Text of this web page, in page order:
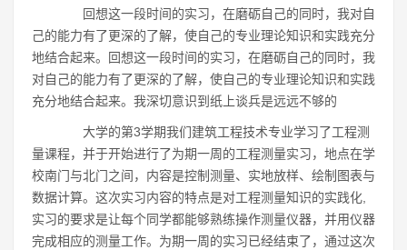
回想这一段时间的实习，在磨砺自己的同时，我对自
己的能力有了更深的了解，使自己的专业理论知识和实践充分
地结合起来。回想这一段时间的实习，在磨砺自己的同时，我
对自己的能力有了更深的了解，使自己的专业理论知识和实践
充分地结合起来。我深切意识到纸上谈兵是远远不够的
大学的第3学期我们建筑工程技术专业学习了工程测
量课程，并于开始进行了为期一周的工程测量实习，地点在学
校南门与北门之间，内容是控制测量、实地放样、绘制图表与
数据计算。这次实习内容的特点是对工程测量知识的实践化,
实习的要求是让每个同学都能够熟练操作测量仪器，并用仪器
完成相应的测量工作。为期一周的实习已经结束了，通过这次